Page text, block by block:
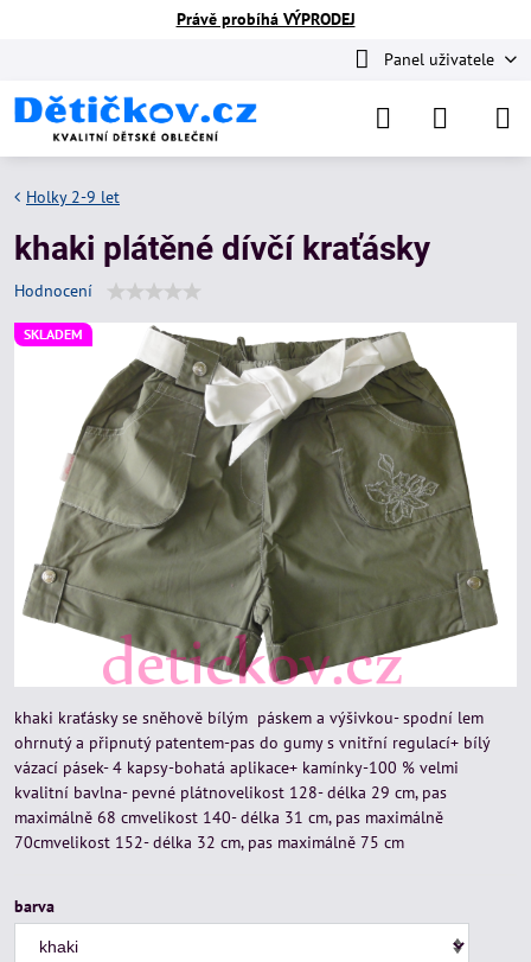
Právě probíhá VÝPRODEJ
Panel uživatele
SKLADEM
Holky 2-9 let
khaki plátěné dívčí kraťásky
Hodnocení
khaki kraťásky se sněhově bílým páskem a výšivkou- spodní lem
ohrnutý a připnutý patentem-pas do gumy s vnitřní regulací+ bílý
vázací pásek- 4 kapsy-bohatá aplikace+ kamínky-100 % velmi
kvalitní bavlna- pevné plátnovelikost 128- délka 29 cm, pas
maximálně 68 cmvelikost 140- délka 31 cm, pas maximálně
70cmvelikost 152- délka 32 cm, pas maximálně 75 cm
barva